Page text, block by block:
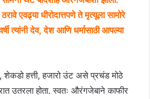
एवढ्या धीरोदात्तपणे ते मृत्यूला सामोरे
त्यांनी देव, देश आणि धर्मासाठी आपल्या
शेकडो हत्ती, हजारो उंट असे प्रचंड मोठे
उतरला होता. स्वतः औरंगजेबाने काफीर